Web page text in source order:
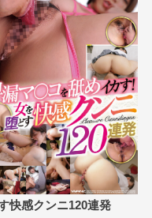
快感クンニ120連発